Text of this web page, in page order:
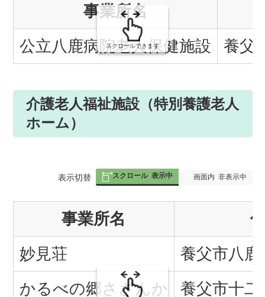
の
事業所名
公立八鹿病院老人保健施設
養父
スクロールできます
介護老人福祉施設（特別養護老人
ホーム）
表
組
み
の
表示切替 スクロール 表示中 画面内 非表示中
事業所名
妙見荘
養父市八
かるべの郷さざんか
養父市十